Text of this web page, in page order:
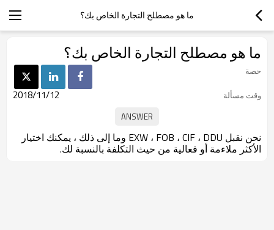
ما هو مصطلح التجارة الخاص بك؟
ما هو مصطلح التجارة الخاص بك؟
حصة
وقت مسألة
2018/11/12
نحن نقبل EXW ، FOB ، CIF ، DDU وما إلى ذلك ، يمكنك اختيار
الأكثر ملاءمة أو فعالية من حيث التكلفة بالنسبة لك.